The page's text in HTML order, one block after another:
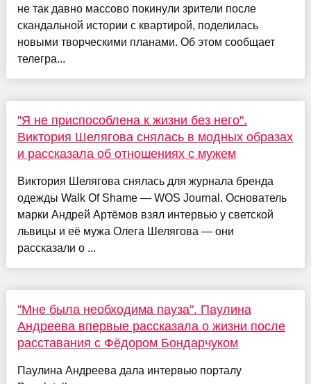
не так давно массово покинули зрители после
скандальной истории с квартирой, поделилась
новыми творческими планами. Об этом сообщает
телегра...
"Я не приспособлена к жизни без него".
Виктория Шелягова снялась в модных образах
и рассказала об отношениях с мужем
Виктория Шелягова снялась для журнала бренда
одежды Walk Of Shame — WOS Journal. Основатель
марки Андрей Артёмов взял интервью у светской
львицы и её мужа Олега Шелягова — они
рассказали о ...
"Мне была необходима пауза". Паулина
Андреева впервые рассказала о жизни после
расставания с Фёдором Бондарчуком
Паулина Андреева дала интервью порталу